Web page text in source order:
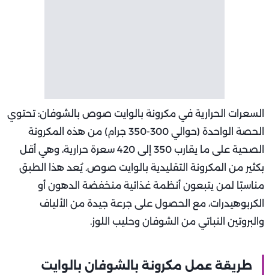
السعرات الحرارية في مكرونة بالوايت صوص بالشوفان: تحتوي
الحصة الواحدة (حوالي 300-350 جرام) من هذه المكرونة
الصحية على ما يقارب 350 إلى 420 سعرة حرارية، وهي أقل
بكثير من المكرونة التقليدية بالوايت صوص. يُعد هذا الطبق
مناسبًا لمن يتبعون أنظمة غذائية منخفضة الدهون أو
الكربوهيدرات، مع الحصول على جرعة جيدة من الألياف
والبروتين النباتي من الشوفان وحليب اللوز.
طريقة عمل مكرونة بالشوفان بالوايت